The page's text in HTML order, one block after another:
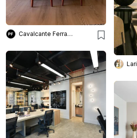
Cavalcante Ferraz Arquitetura + Design